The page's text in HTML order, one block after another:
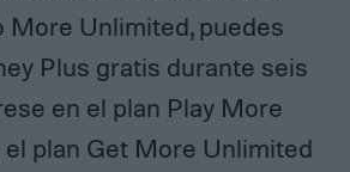
More Unlimited, puedes
Plus gratis durante seis
en el plan Play More
plan Get More Unlimited